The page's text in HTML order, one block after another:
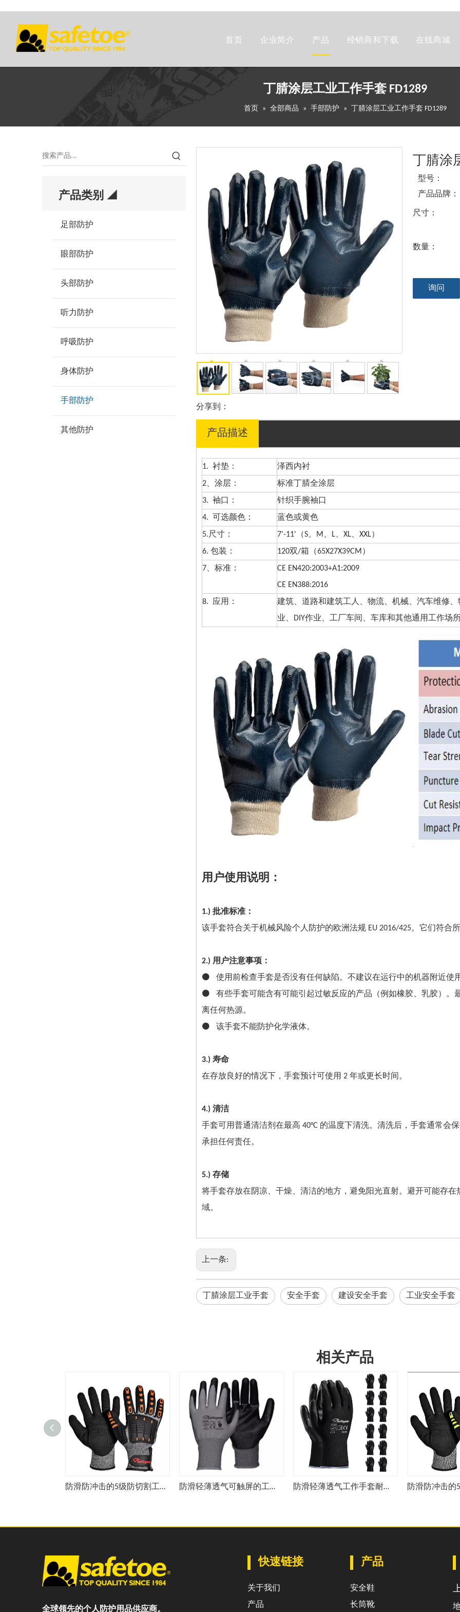
首页 企业简介 产品 经销商和下载 在线商城
丁腈涂层工业工作手套 FD1289
首页 » 全部商品 » 手部防护 » 丁腈涂层工业工作手套 FD1289
产品类别 ◢
足部防护
眼部防护
头部防护
听力防护
呼吸防护
身体防护
手部防护
其他防护
分享到：
丁腈涂
型号：
产品品牌：
尺寸：
数量：
询问
产品描述
1. 衬垫： 泽西内衬
2、涂层： 标准丁腈全涂层
3. 袖口： 针织手腕袖口
4. 可选颜色： 蓝色或黄色
5.尺寸： 7'-11'（S、M、L、XL、XXL）
6. 包装： 120双/箱（65X27X39CM）
7、标准：
CE EN420:2003+A1:2009
CE EN388:2016
8. 应用：
建筑、道路和建筑工人、物流、机械、汽车维修
业、DIY作业、工厂车间、车库和其他通用工作场所
用户使用说明：
1.) 批准标准：
该手套符合关于机械风险个人防护的欧洲法规 EU 2016/425。它们符合所
2.) 用户注意事项：
⚫ 使用前检查手套是否没有任何缺陷。不建议在运行中的机器附近使
⚫ 有些手套可能含有可能引起过敏反应的产品（例如橡胶、乳胶）。
离任何热源。
⚫ 该手套不能防护化学液体。
3.) 寿命
在存放良好的情况下，手套预计可使用 2 年或更长时间。
4.) 清洁
手套可用普通清洁剂在最高 40°C 的温度下清洗。清洗后，手套通常会
承担任何责任。
5.) 存储
将手套存放在阴凉、干燥、清洁的地方，避免阳光直射。避开可能存
域。
上一条:
丁腈涂层工业手套 安全手套 建设安全手套 工业安全手套
相关产品
防滑防冲击的5级防切割工作手套耐磨的丁腈涂层安全手套TPR9004OR 防滑轻薄透气可触屏的工作手套耐磨的丁腈涂层安全手套N1552 防滑轻薄透气工作手套耐磨的安全手套FL-PU2006BK
全球领先的个人防护用品供应商。
快速链接
关于我们
产品
产品
安全鞋
长筒靴